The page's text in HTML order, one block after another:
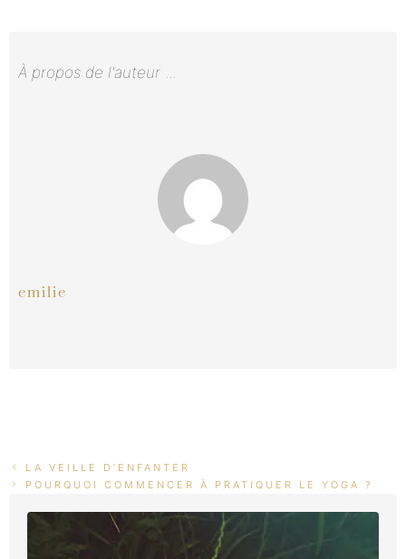
À propos de l'auteur
emilie
LA VEILLE D’ENFANTER
POURQUOI COMMENCER À PRATIQUER LE YOGA ?